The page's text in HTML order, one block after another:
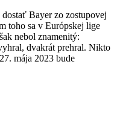
Bayer zo zostupovej
toho sa v Európskej lige
nebol znamenitý:
dvakrát prehral. Nikto
mája 2023 bude